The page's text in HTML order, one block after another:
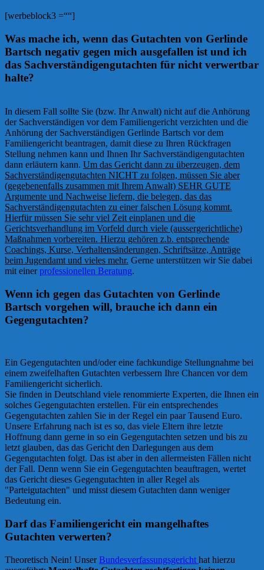
[werbeblock3 =““]
Was mache ich, wenn das Gutachten von Gerlinde
Bartsch negativ gegen mich ausgefallen ist und ich
das Sachverständigengutachten für nicht verwertbar
halte?
In diesem Fall sollte Sie (bzw. Ihr Anwalt) nicht auf die Anhörung
der Sachverständigen vor dem Familiengericht verzichten und die
Anhörung der Sachverständigen Gerlinde Bartsch vor dem
Familiengericht beantragen, damit diese zu Ihren Rückfragen
Stellung nehmen kann und Ihnen Ihr Sachverständigengutachten
dann erläutern kann. Um das Gericht dann zu überzeugen, dem
Sachverständigengutachten NICHT zu folgen, müssen Sie aber
(gegebenenfalls zusammen mit Ihrem Anwalt) SEHR GUTE
Argumente und Nachweise liefern, die belegen, das das
Sachverständigengutachten zu einer falschen Lösung kommt.
Hierfür müssen Sie sehr viel Zeit einplanen und die
Gerichtsverhandlung im Vorfeld durch viele (aussergerichtliche)
Maßnahmen vorbereiten. Hierzu gehören z.b. entsprechende
Coachings, Kurse, Verhaltensänderungen, Schriftsätze, Anträge
beim Jugendamt und vieles mehr. Gerne unterstützen wir Sie dabei
mit einerprofessionellen Beratung.
Wenn ich gegen das Gutachten von Gerlinde
Bartsch vorgehen will, brauche ich dann ein
Gegengutachten?
Ein Gegengutachten und/oder eine fachkundige Stellungnahme bei
einem zweifelhaften Gutachten verbessern Ihre Chancen vor dem
Familiengericht sicherlich.
Sie finden in Deutschland viele renommierte Experten, die Ihnen ein
solches Gegengutachten erstellen. Für ein entsprechendes
Gegengutachten zahlen Sie in der Regel ein paar Tausend Euro.
Unsere Erfahrung nach ist es so, das viele Eltern ihre letzte
Hoffnung dann gerne in so ein Gegengutachten setzen und bis zu
letzt glauben, das das Gericht den Darlegungen aus dem
Gegengutachten folgt. Das ist aber in den allermeisten Fällen nicht
der Fall. Denn wenn Sie ein Gegengutachten beauftragen, wertet
das Gericht dieses Gegengutachten in aller Regel als
"Parteigutachten" und misst diesem Gutachten dann weniger
Bedeutung ein.
Darf das Familiengericht ein mangelhaftes
Gutachten verwerten?
Theoretisch Nein! UnserBundesverfassungsgericht hat hierzu